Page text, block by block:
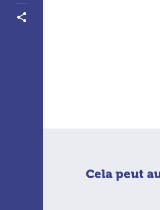
Cela peut